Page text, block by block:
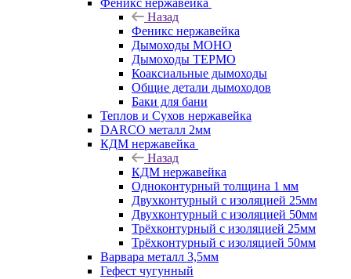
Феникс нержавейка
Назад
Феникс нержавейка
Дымоходы МОНО
Дымоходы ТЕРМО
Коаксиальные дымоходы
Общие детали дымоходов
Баки для бани
Теплов и Сухов нержавейка
DARCO металл 2мм
КДМ нержавейка
Назад
КДМ нержавейка
Одноконтурный толщина 1 мм
Двухконтурный с изоляцией 25мм
Двухконтурный с изоляцией 50мм
Трёхконтурный с изоляцией 25мм
Трёхконтурный с изоляцией 50мм
Варвара металл 3,5мм
Гефест чугунный